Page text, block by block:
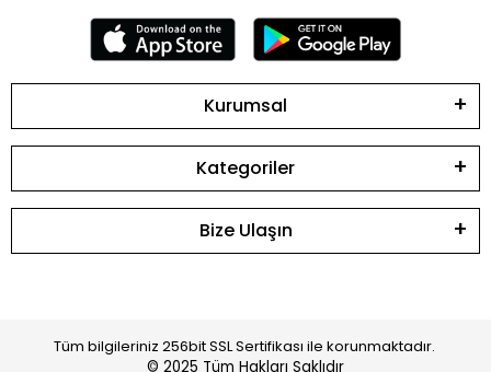
Kurumsal
Kategoriler
Bize Ulaşın
Tüm bilgileriniz 256bit SSL Sertifikası ile korunmaktadır.
© 2025 Tüm Hakları Saklıdır